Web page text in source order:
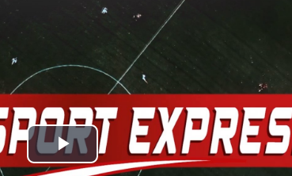
Play